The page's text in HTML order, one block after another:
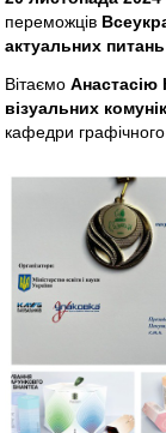
переможців
актуальних питань
Вітаємо
візуальних
кафедри